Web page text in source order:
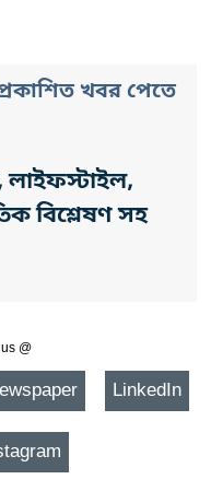
খবর পেতে
লাইফস্টাইল,
বিশ্লেষণ সহ
@
LinkedIn